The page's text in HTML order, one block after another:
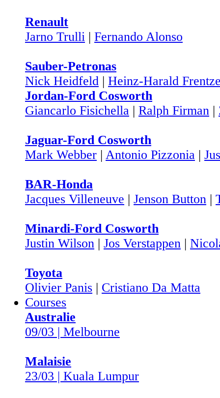
Renault
Jarno Trulli | Fernando Alonso
Sauber-Petronas
Nick Heidfeld | Heinz-Harald
Jordan-Ford Cosworth
Giancarlo Fisichella | Ralph Firman |
Jaguar-Ford Cosworth
Mark Webber | Antonio Pizzonia |
BAR-Honda
Jacques Villeneuve | Jenson Button |
Minardi-Ford Cosworth
Justin Wilson | Jos Verstappen |
Toyota
Olivier Panis | Cristiano Da Matta
Courses
Australie
09/03 | Melbourne
Malaisie
23/03 | Kuala Lumpur